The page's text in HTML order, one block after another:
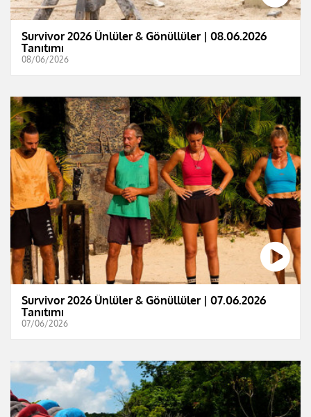
Survivor 2026 Ünlüler & Gönüllüler | 08.06.2026
Tanıtımı
08/06/2026
Survivor 2026 Ünlüler & Gönüllüler | 07.06.2026
Tanıtımı
07/06/2026